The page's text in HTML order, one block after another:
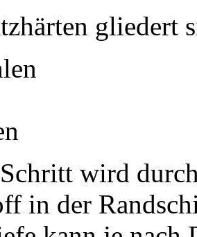
gliedert
wird
in der